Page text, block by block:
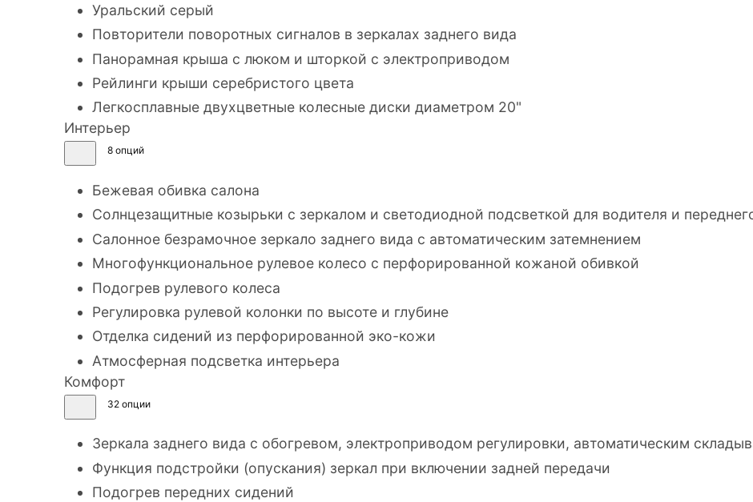
Уральский серый
Повторители поворотных сигналов в зеркалах заднего вида
Панорамная крыша с люком и шторкой с электроприводом
Рейлинги крыши серебристого цвета
Легкосплавные двухцветные колесные диски диаметром 20"
Интерьер
8 опций
Бежевая обивка салона
Солнцезащитные козырьки с зеркалом и светодиодной подсветкой для водителя и
Салонное безрамочное зеркало заднего вида с автоматическим затемнением
Многофункциональное рулевое колесо с перфорированной кожаной обивкой
Подогрев рулевого колеса
Регулировка рулевой колонки по высоте и глубине
Отделка сидений из перфорированной эко-кожи
Атмосферная подсветка интерьера
Комфорт
32 опции
Зеркала заднего вида с обогревом, электроприводом регулировки, автоматическим
Функция подстройки (опускания) зеркал при включении задней передачи
Подогрев передних сидений